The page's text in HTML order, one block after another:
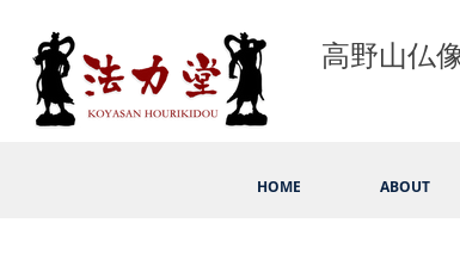
HOME ABOUT
高野山仏